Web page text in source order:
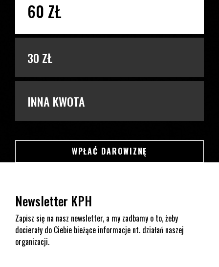
60 ZŁ
30 ZŁ
INNA KWOTA
WPŁAĆ DAROWIZNĘ
Newsletter KPH
Zapisz się na nasz newsletter, a my zadbamy o to, żeby
docierały do Ciebie bieżące informacje nt. działań naszej
organizacji.